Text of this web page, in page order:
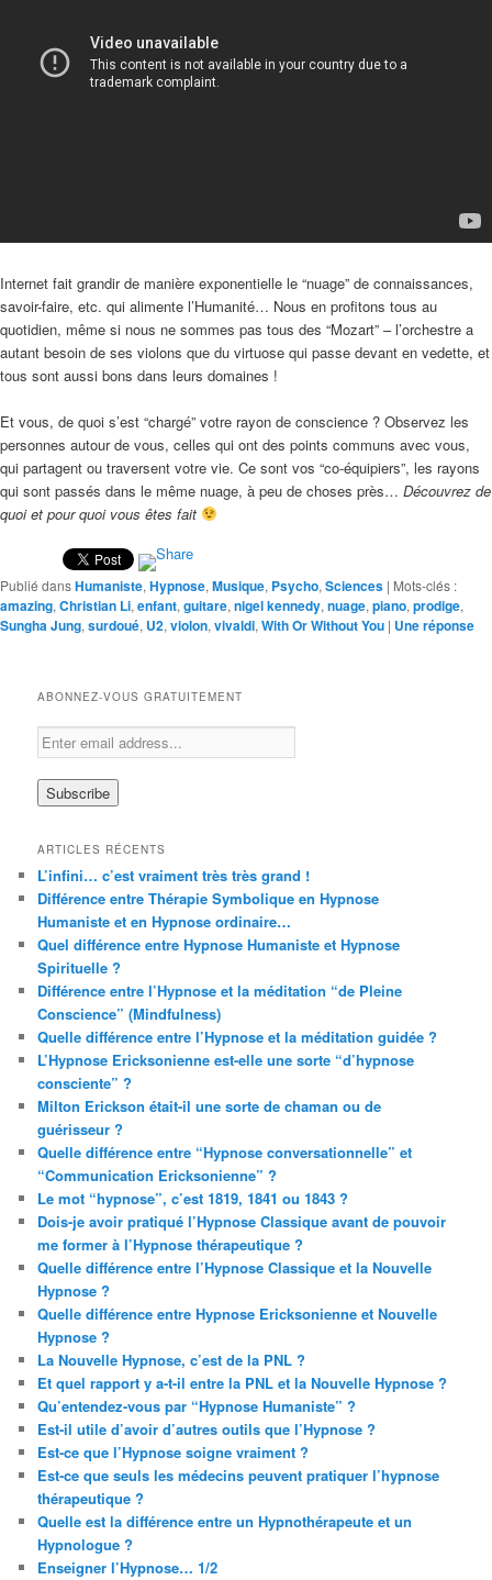
Internet fait grandir de manière exponentielle le “nuage” de connaissances,
savoir-faire, etc. qui alimente l’Humanité… Nous en profitons tous au
quotidien, même si nous ne sommes pas tous des “Mozart” – l’orchestre a
autant besoin de ses violons que du virtuose qui passe devant en vedette, et
tous sont aussi bons dans leurs domaines !
Et vous, de quoi s’est “chargé” votre rayon de conscience ? Observez les
personnes autour de vous, celles qui ont des points communs avec vous,
qui partagent ou traversent votre vie. Ce sont vos “co-équipiers”, les rayons
qui sont passés dans le même nuage, à peu de choses près… Découvrez de
quoi et pour quoi vous êtes fait
Publié dansHumaniste, Hypnose, Musique, Psycho, Sciences | Mots-clés :
amazing, Christian Li, enfant, guitare, nigel kennedy, nuage, piano, prodige,
Sungha Jung, surdoué, U2, violon, vivaldi, With Or Without You | Uneréponse
ABONNEZ-VOUS GRATUITEMENT
ARTICLES RÉCENTS
L’infini… c’est vraiment très très grand !
Différence entre Thérapie Symbolique en Hypnose
Humaniste et en Hypnose ordinaire…
Quel différence entre Hypnose Humaniste et Hypnose
Spirituelle ?
Différence entre l’Hypnose et la méditation “de Pleine
Conscience” (Mindfulness)
Quelle différence entre l’Hypnose et la méditation guidée ?
L’Hypnose Ericksonienne est-elle une sorte “d’hypnose
consciente” ?
Milton Erickson était-il une sorte de chaman ou de
guérisseur ?
Quelle différence entre “Hypnose conversationnelle” et
“Communication Ericksonienne” ?
Le mot “hypnose”, c’est 1819, 1841 ou 1843 ?
Dois-je avoir pratiqué l’Hypnose Classique avant de pouvoir
me former à l’Hypnose thérapeutique ?
Quelle différence entre l’Hypnose Classique et la Nouvelle
Hypnose ?
Quelle différence entre Hypnose Ericksonienne et Nouvelle
Hypnose ?
La Nouvelle Hypnose, c’est de la PNL ?
Et quel rapport y a-t-il entre la PNL et la Nouvelle Hypnose ?
Qu’entendez-vous par “Hypnose Humaniste” ?
Est-il utile d’avoir d’autres outils que l’Hypnose ?
Est-ce que l’Hypnose soigne vraiment ?
Est-ce que seuls les médecins peuvent pratiquer l’hypnose
thérapeutique ?
Quelle est la différence entre un Hypnothérapeute et un
Hypnologue ?
Enseigner l’Hypnose… 1/2